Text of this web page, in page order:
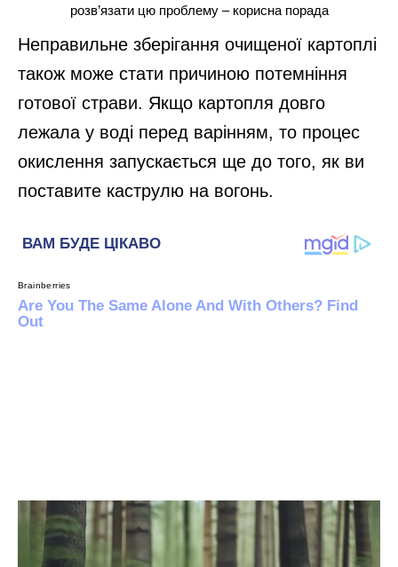
розв’язати цю проблему – корисна порада
Неправильне зберігання очищеної картоплі
також може стати причиною потемніння
готової страви. Якщо картопля довго
лежала у воді перед варінням, то процес
окислення запускається ще до того, як ви
поставите каструлю на вогонь.